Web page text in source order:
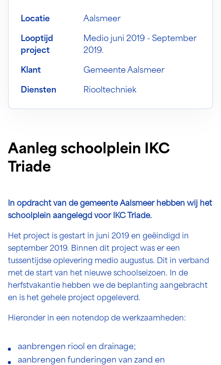
Locatie Aalsmeer
Looptijd
project
Medio juni 2019 - September
2019.
Klant Gemeente Aalsmeer
Diensten Riooltechniek
Aanleg schoolplein IKC
Triade
In opdracht van de gemeente Aalsmeer hebben wij het
schoolplein aangelegd voor IKC Triade.
Het project is gestart in juni 2019 en geëindigd in
september 2019. Binnen dit project was er een
tussentijdse oplevering medio augustus. Dit in verband
met de start van het nieuwe schoolseizoen. In de
herfstvakantie hebben we de beplanting aangebracht
en is het gehele project opgeleverd.
Hieronder in een notendop de werkzaamheden:
aanbrengen riool en drainage;
aanbrengen funderingen van zand en